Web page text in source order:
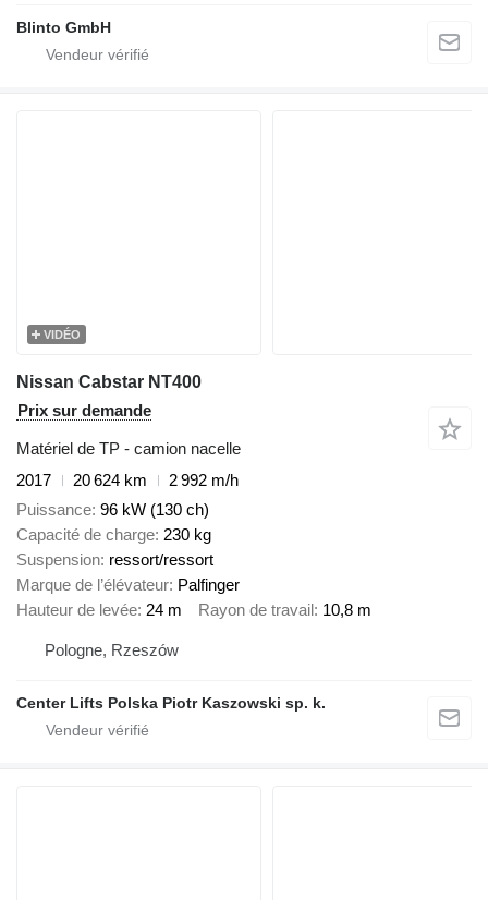
Blinto GmbH
VIDÉO
Nissan Cabstar NT400
Prix sur demande
Matériel de TP - camion nacelle
2017
20 624 km
2 992 m/h
Puissance 96 kW (130 ch)
Capacité de charge 230 kg
Suspension ressort/ressort
Marque de l’élévateur Palfinger
Hauteur de levée 24 m Rayon de travail 10,8 m
Pologne, Rzeszów
Center Lifts Polska Piotr Kaszowski sp. k.